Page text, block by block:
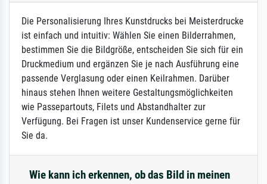
Die Personalisierung Ihres Kunstdrucks bei Meisterdrucke
ist einfach und intuitiv: Wählen Sie einen Bilderrahmen,
bestimmen Sie die Bildgröße, entscheiden Sie sich für ein
Druckmedium und ergänzen Sie je nach Ausführung eine
passende Verglasung oder einen Keilrahmen. Darüber
hinaus stehen Ihnen weitere Gestaltungsmöglichkeiten
wie Passepartouts, Filets und Abstandhalter zur
Verfügung. Bei Fragen ist unser Kundenservice gerne für
Sie da.
Wie kann ich erkennen, ob das Bild in meinen